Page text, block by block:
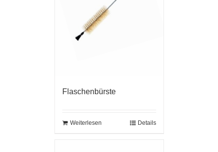
Flaschenbürste
Weiterlesen Details